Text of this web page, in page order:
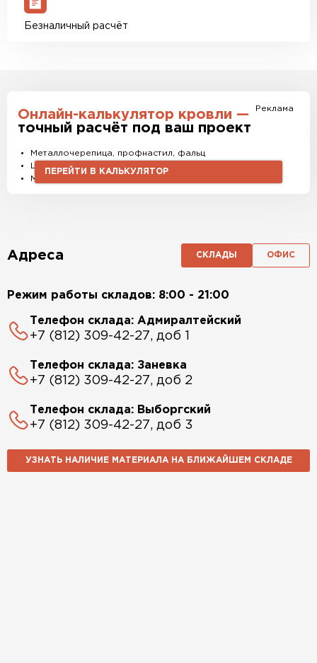
Безналичный расчёт
Реклама
Онлайн-калькулятор кровли —
точный расчёт под ваш проект
Металлочерепица, профнастил, фальц
Штакетник, водостоки и софиты
Материалы и комплектующие
ПЕРЕЙТИ В КАЛЬКУЛЯТОР
Адреса СКЛАДЫ ОФИС
Режим работы складов: 8:00 - 21:00
Телефон склада: Адмиралтейский
+7 (812) 309-42-27, доб 1
Телефон склада: Заневка
+7 (812) 309-42-27, доб 2
Телефон склада: Выборгский
+7 (812) 309-42-27, доб 3
УЗНАТЬ НАЛИЧИЕ МАТЕРИАЛА НА БЛИЖАЙШЕМ СКЛАДЕ